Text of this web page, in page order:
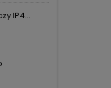
IP4...